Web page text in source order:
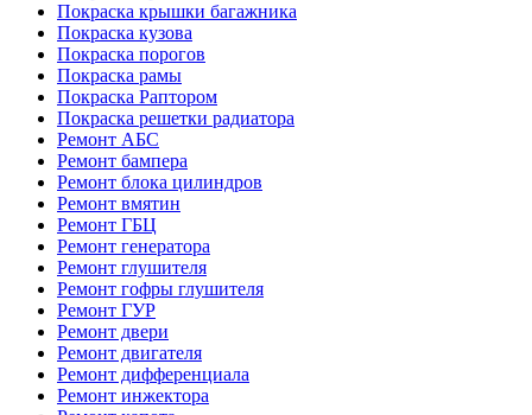
Покраска крышки багажника
Покраска кузова
Покраска порогов
Покраска рамы
Покраска Раптором
Покраска решетки радиатора
Ремонт АБС
Ремонт бампера
Ремонт блока цилиндров
Ремонт вмятин
Ремонт ГБЦ
Ремонт генератора
Ремонт глушителя
Ремонт гофры глушителя
Ремонт ГУР
Ремонт двери
Ремонт двигателя
Ремонт дифференциала
Ремонт инжектора